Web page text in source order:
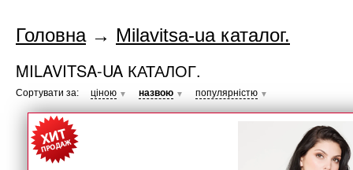
Головна→ Milavitsa-ua каталог.
MILAVITSA-UA КАТАЛОГ.
Сортувати за: ціною ▼ назвою ▼ популярністю ▼